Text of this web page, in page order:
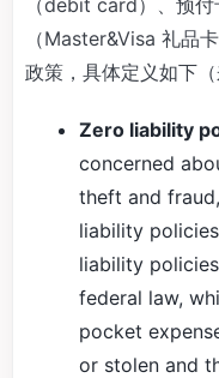
（Master&Visa 礼品
政策，具体定义如下
Zero liability
concerned
theft and
liability
liability
federal law,
pocket
or stolen and